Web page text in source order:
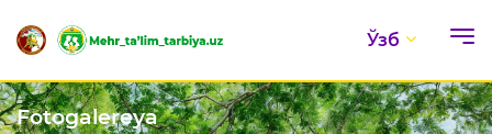
Ўзб
Fotogalereya